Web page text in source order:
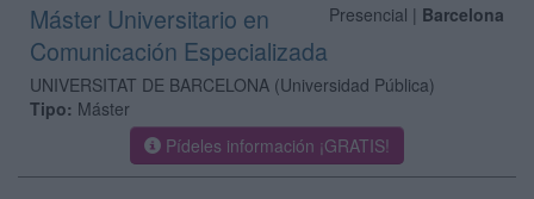
Presencial | Barcelona
Máster Universitario en
Comunicación Especializada
UNIVERSITAT DE BARCELONA (Universidad Pública)
Tipo: Máster
Pídeles información ¡GRATIS!